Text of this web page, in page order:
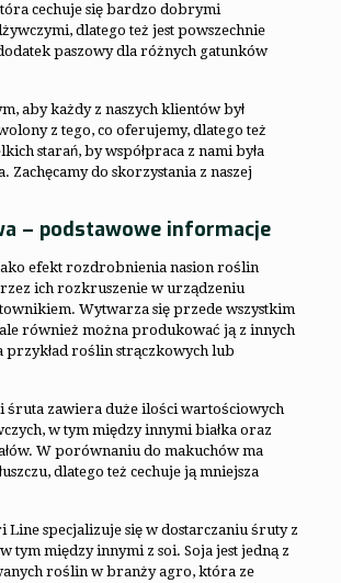
cechuje się bardzo dobrymi
dlatego też jest powszechnie
paszowy dla różnych gatunków
aby każdy z naszych klientów był
z tego, co oferujemy, dlatego też
starań, by współpraca z nami była
Zachęcamy do skorzystania z naszej
– podstawowe informacje
efekt rozdrobnienia nasion roślin
ich rozkruszenie w urządzeniu
Wytwarza się przede wszystkim
również można produkować ją z innych
przykład roślin strączkowych lub
śruta zawiera duże ilości wartościowych
w tym między innymi białka oraz
W porównaniu do makuchów ma
dlatego też cechuje ją mniejsza
Line specjalizuje się w dostarczaniu śruty z
tym między innymi z soi. Soja jest jedną z
roślin w branży agro, która ze